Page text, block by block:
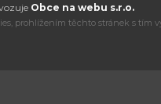
Obce na webu s.r.o.
prohlížením těchto stránek s tím